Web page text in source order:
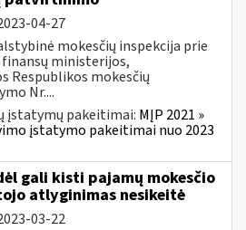
04-27
mokesčių inspekcija prie
ministerijos,
Respublikos mokesčių
Nr....
įstatymų pakeitimai: MĮP 2021 »
įstatymo pakeitimai nuo 2023
gali kisti pajamų mokesčio
atlyginimas nesikeitė
03-22